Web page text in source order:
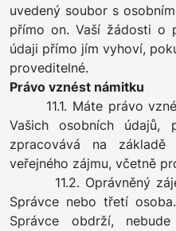
uvedený soubor s
přímo on. Vaší žádosti o
údaji přímo jím vyhoví,
proveditelné.
Právo vznést námitku
11.1. Máte právo
Vašich osobních údajů,
zpracovává na základě
veřejného zájmu, včetně
11.2. Oprávněný
Správce nebo třetí
Správce obdrží,